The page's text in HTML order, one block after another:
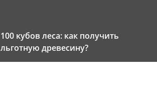
100 кубов леса: как получить
льготную древесину?